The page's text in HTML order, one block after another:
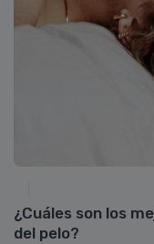
¿Cuáles son los
del pelo?